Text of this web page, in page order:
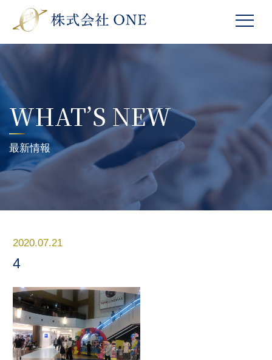
WHAT’S NEW
最新情報
2020.07.21
4